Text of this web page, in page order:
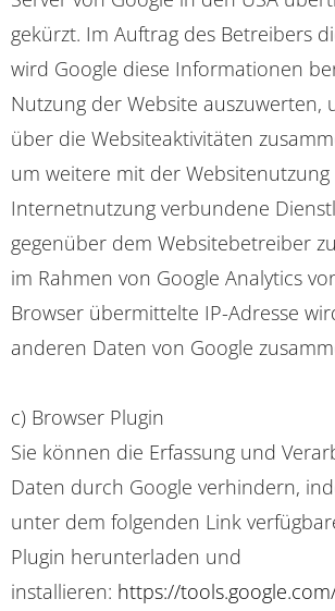
gekürzt. Im Auftrag des Betreibers
wird Google diese Informationen
Nutzung der Website auszuwerten,
über die Websiteaktivitäten
um weitere mit der
Internetnutzung verbundene
gegenüber dem Websitebetreiber
im Rahmen von Google Analytics
Browser übermittelte IP-Adresse
anderen Daten von Google
c) Browser Plugin
Sie können die Erfassung und
Daten durch Google verhindern,
unter dem folgenden Link
Plugin herunterladen und
installieren: https://